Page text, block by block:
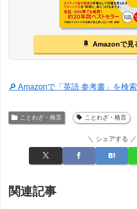
Amazonで見
🔎 Amazonで「英語 参考書」を検
ことわざ・格言 ことわざ・格言
＼ シェアする ／
関連記事